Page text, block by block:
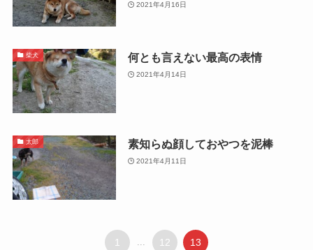
2021年4月16日
柴犬 何とも言えない最高の表情
2021年4月14日
太郎 素知らぬ顔しておやつを泥棒
2021年4月11日
1 12 13